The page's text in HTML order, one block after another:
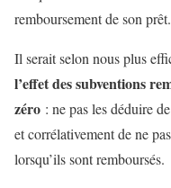
remboursement de son prêt.
Il serait selon nous plus
l’effet des subventions
zéro : ne pas les déduire
et corrélativement de ne
lorsqu’ils sont remboursés.